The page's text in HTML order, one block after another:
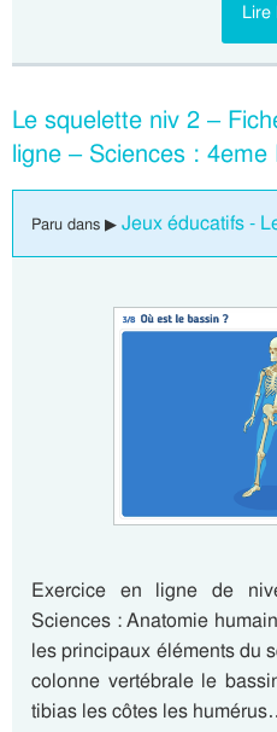
Lire
Le squelette niv 2 –
ligne – Sciences : 4eme
Paru dans ▶ Jeux éducatifs -
Exercice en ligne de
Sciences : Anatomie
les principaux éléments du
colonne vertébrale le
tibias les côtes les